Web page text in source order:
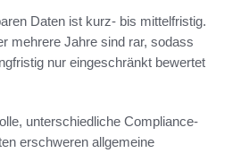
Daten ist kurz- bis mittelfristig.
mehrere Jahre sind rar, sodass
nur eingeschränkt bewertet
unterschiedliche Compliance-
erschweren allgemeine